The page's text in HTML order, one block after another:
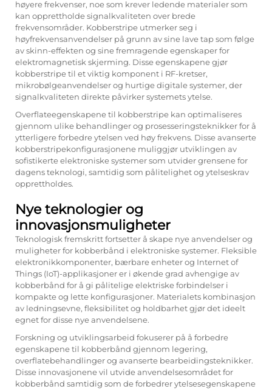
høyere frekvenser, noe som krever ledende materialer som
kan opprettholde signalkvaliteten over brede
frekvensområder. Kobberstripe utmerker seg i
høyfrekvensanvendelser på grunn av sine lave tap som følge
av skinn-effekten og sine fremragende egenskaper for
elektromagnetisk skjerming. Disse egenskapene gjør
kobberstripe til et viktig komponent i RF-kretser,
mikrobølgeanvendelser og hurtige digitale systemer, der
signalkvaliteten direkte påvirker systemets ytelse.
Overflateegenskapene til kobberstripe kan optimaliseres
gjennom ulike behandlinger og prosesseringsteknikker for å
ytterligere forbedre ytelsen ved høy frekvens. Disse avanserte
kobberstripekonfigurasjonene muliggjør utviklingen av
sofistikerte elektroniske systemer som utvider grensene for
dagens teknologi, samtidig som pålitelighet og ytelseskrav
opprettholdes.
Nye teknologier og
innovasjonsmuligheter
Teknologisk fremskritt fortsetter å skape nye anvendelser og
muligheter for kobberbånd i elektroniske systemer. Fleksible
elektronikkomponenter, bærbare enheter og Internet of
Things (IoT)-applikasjoner er i økende grad avhengige av
kobberbånd for å gi pålitelige elektriske forbindelser i
kompakte og lette konfigurasjoner. Materialets kombinasjon
av ledningsevne, fleksibilitet og holdbarhet gjør det ideelt
egnet for disse nye anvendelsene.
Forskning og utviklingsarbeid fokuserer på å forbedre
egenskapene til kobberbånd gjennom legering,
overflatebehandlinger og avanserte bearbeidingsteknikker.
Disse innovasjonene vil utvide anvendelsesområdet for
kobberbånd samtidig som de forbedrer ytelsesegenskapene